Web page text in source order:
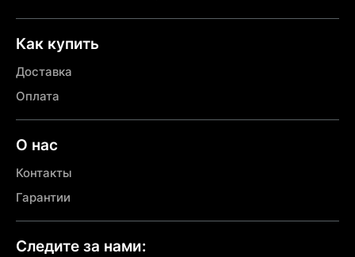
Как купить
Доставка
Оплата
О нас
Контакты
Гарантии
Следите за нами: